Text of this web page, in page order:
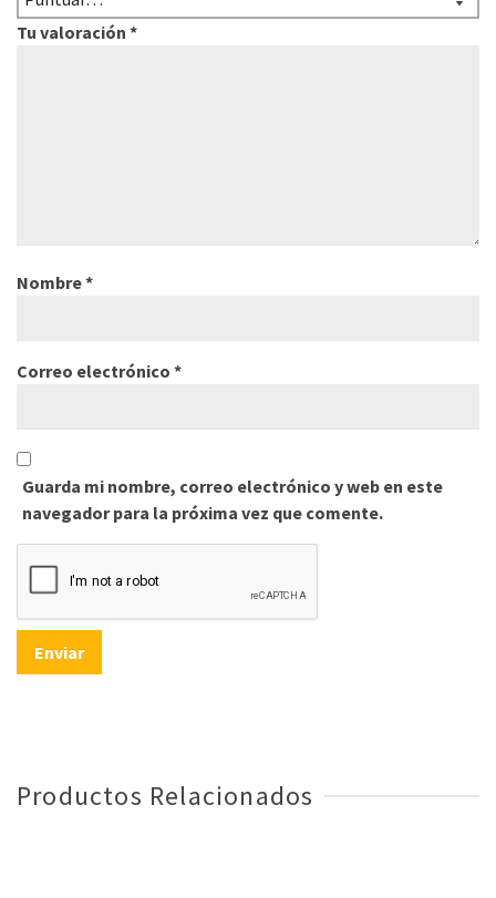
Tu valoración *
Nombre*
Correo electrónico *
Guarda mi nombre, correo electrónico y web en este
navegador para la próxima vez que comente.
Productos Relacionados